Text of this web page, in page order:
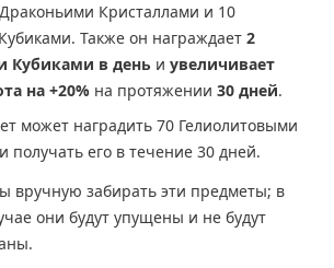
Кристаллами и 10
Также он награждает 2
Кубиками в день и увеличивает
на +20% на протяжении 30 дней.
может наградить 70 Гелиолитовыми
получать его в течение 30 дней.
вручную забирать эти предметы; в
они будут упущены и не будут